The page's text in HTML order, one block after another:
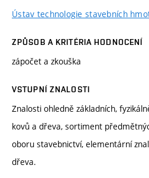
Ústav technologie stavebních
ZPŮSOB A KRITÉRIA HODNOCENÍ
zápočet a zkouška
VSTUPNÍ ZNALOSTI
Znalosti ohledně základních,
kovů a dřeva, sortiment
oboru stavebnictví, elementární
dřeva.